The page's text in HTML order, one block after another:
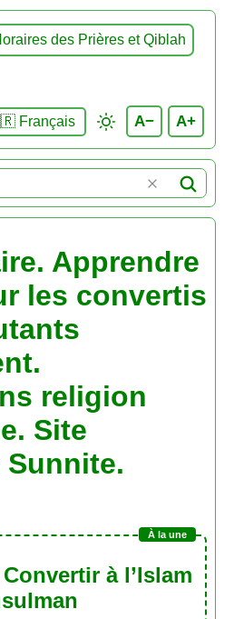
des Prières et Qiblah
Français A− A+
Apprendre
les convertis
religion
Site
Sunnite.
à l’Islam